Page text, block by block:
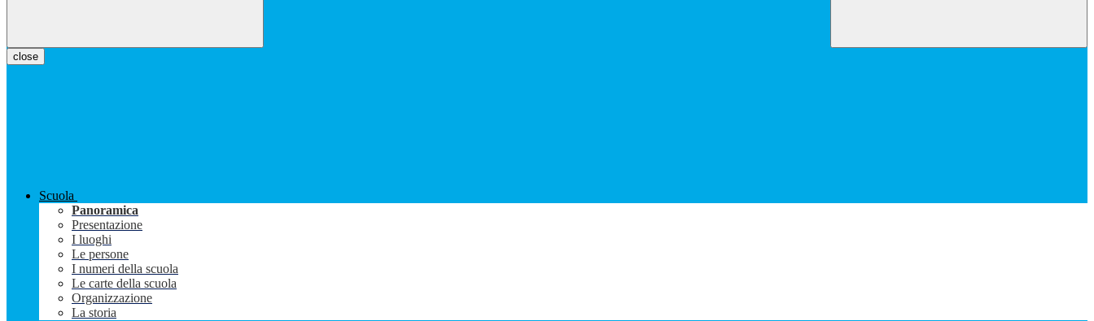
close
Scuola
Panoramica
Presentazione
I luoghi
Le persone
I numeri della scuola
Le carte della scuola
Organizzazione
La storia